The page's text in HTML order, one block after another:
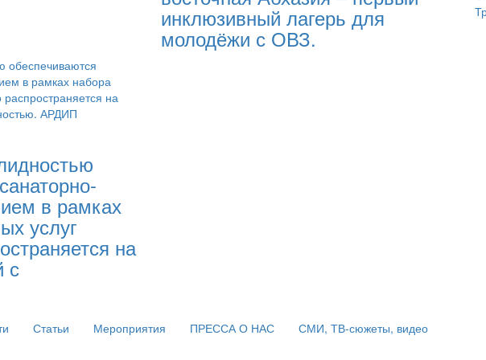
инклюзивный лагерь для
молодёжи с ОВЗ.
в рамках
услуг
на
с
Статьи Мероприятия ПРЕССА О НАС СМИ, ТВ-сюжеты, видео